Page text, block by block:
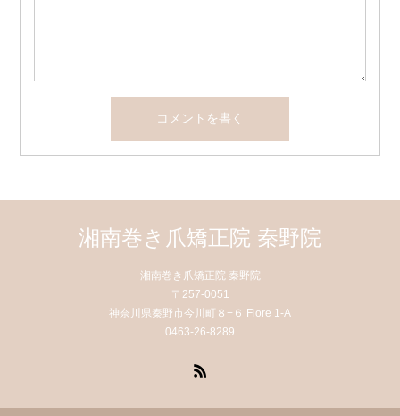
湘南巻き爪矯正院 秦野院
湘南巻き爪矯正院 秦野院
〒257-0051
神奈川県秦野市今川町８−６ Fiore 1-A
0463-26-8289